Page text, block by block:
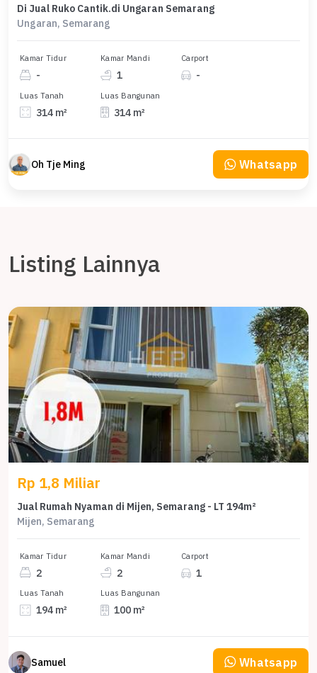
Di Jual Ruko Cantik.di Ungaran Semarang
Ungaran, Semarang
Kamar Tidur
-
Kamar Mandi
1
Carport
-
Luas Tanah
314 m²
Luas Bangunan
314 m²
Oh Tje Ming Whatsapp
Listing Lainnya
Rp 1,8 Miliar
Jual Rumah Nyaman di Mijen, Semarang - LT 194m²
Mijen, Semarang
Kamar Tidur
2
Kamar Mandi
2
Carport
1
Luas Tanah
194 m²
Luas Bangunan
100 m²
Samuel Whatsapp